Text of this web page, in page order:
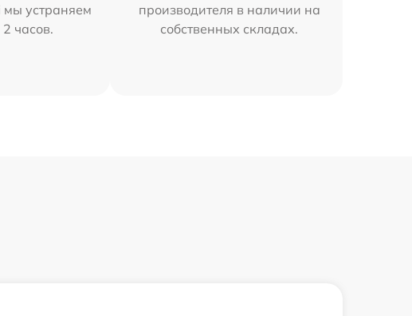
мы устраняем
часов.
производителя в наличии на
собственных складах.